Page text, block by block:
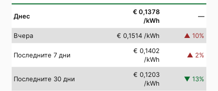
Днес
€ 0,1378
/kWh
—
Вчера € 0,1514 /kWh ▲ 10%
Последните 7 дни
€ 0,1402
/kWh
▲ 2%
Последните 30 дни
€ 0,1203
/kWh
▼ 13%